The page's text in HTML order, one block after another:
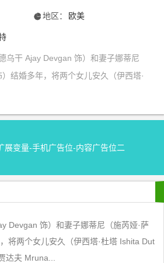
󰃍 地区： 欧美
乌干 Ajay Devgan 饰）和妻子娜蒂尼
）结婚多年，将两个女儿安久（伊西塔·
展变量-手机广告位-内容广告位二
Devgan 饰）和妻子娜蒂尼（施芮娅·萨
将两个女儿安久（伊西塔·杜塔 Ishita Dut
达夫 Mruna...